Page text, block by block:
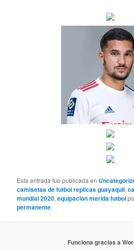
Esta entrada fue publicada en
camisetas de futbol replicas guayaquil,
mundial 2020,equipacion merida futbol
permanente.
Funciona gracias a